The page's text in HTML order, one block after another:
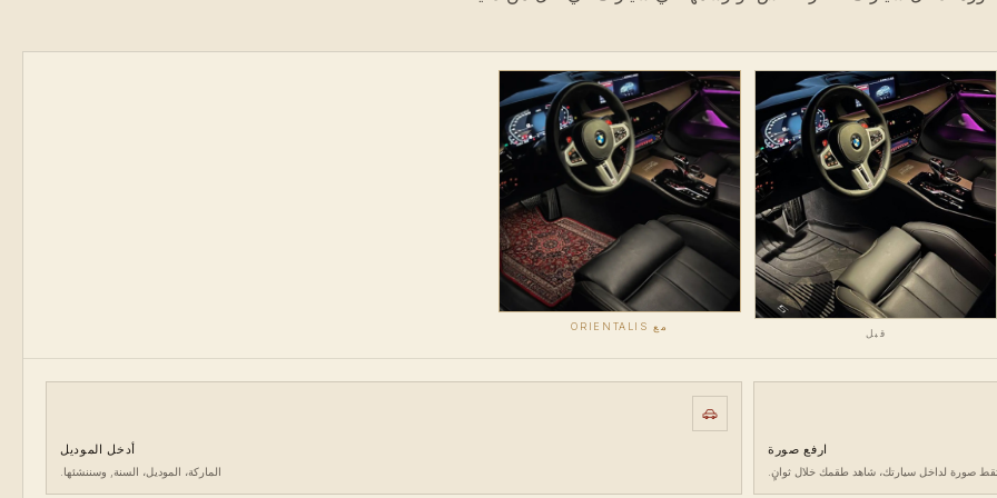
قبل
مع ORIENTALIS
ارفع صورة
صورة لداخل سيارتك، شاهد طقمك خلال ثوانٍ.
أدخل الموديل
الماركة، الموديل، السنة, وسننشئها.